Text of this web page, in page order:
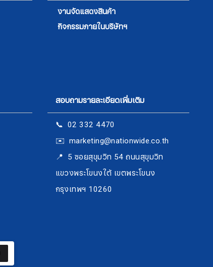
งานจัดแสดงสินค้า
กิจกรรมภายในบริษัทฯ
สอบถามรายละเอียดเพิ่มเติม
📞 02 332 4470
✉️ marketing@nationwide.co.th
​​​​​​​📍 5 ซอยสุขุมวิท 54 ถนนสุขุมวิท
แขวงพระโขนงใต้ เขตพระโขนง
กรุงเทพฯ 10260